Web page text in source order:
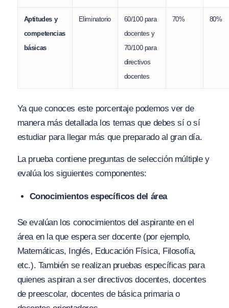
Aptitudes y
competencias
básicas
Eliminatorio
60/100 para
docentes y
70/100 para
directivos
docentes
70% 80%
Ya que conoces este porcentaje podemos ver de
manera más detallada los temas que debes sí o sí
estudiar para llegar más que preparado al gran día.
La prueba contiene preguntas de selección múltiple y
evalúa los siguientes componentes:
Conocimientos específicos del área
Se evalúan los conocimientos del aspirante en el
área en la que espera ser docente (por ejemplo,
Matemáticas, Inglés, Educación Física, Filosofía,
etc.). También se realizan pruebas específicas para
quienes aspiran a ser directivos docentes, docentes
de preescolar, docentes de básica primaria o